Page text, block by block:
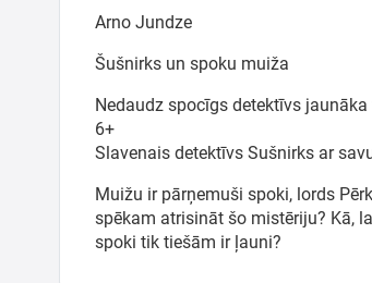
Meklēt kartē
Izvēlēties
Arno Jundze
Šušnirks un spoku muiža
Nedaudz spocīgs detektīvs
6+
Slavenais detektīvs Sušnirks ar
Muižu ir pārņemuši spoki, lords
spēkam atrisināt šo mistēriju? Kā,
spoki tik tiešām ir ļauni?